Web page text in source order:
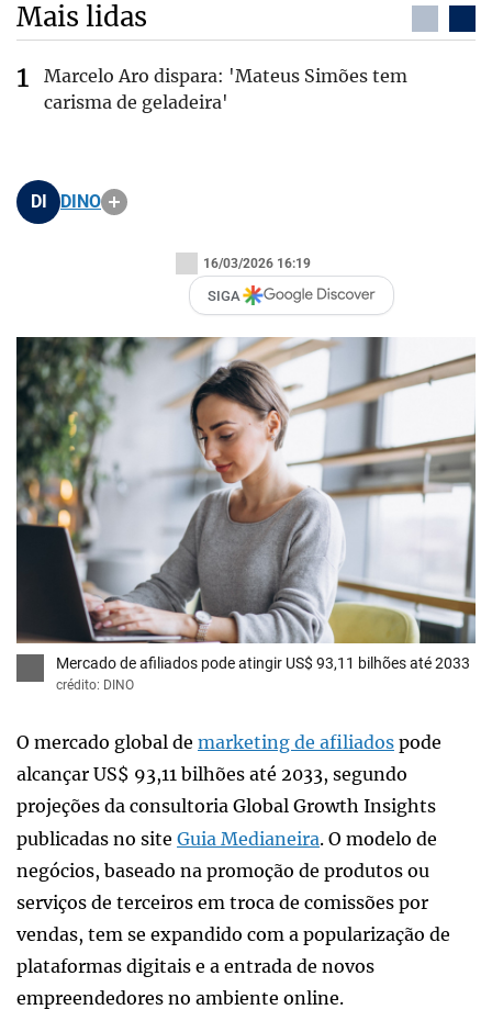
Mais lidas
Marcelo Aro dispara: 'Mateus Simões tem
carisma de geladeira'
DI DINO
16/03/2026 16:19
SIGA
x
Mercado de afiliados pode atingir US$ 93,11 bilhões até 2033
crédito: DINO
O mercado global de marketing de afiliados pode
alcançar US$ 93,11 bilhões até 2033, segundo
projeções da consultoria Global Growth Insights
publicadas no site Guia Medianeira. O modelo de
negócios, baseado na promoção de produtos ou
serviços de terceiros em troca de comissões por
vendas, tem se expandido com a popularização de
plataformas digitais e a entrada de novos
empreendedores no ambiente online.